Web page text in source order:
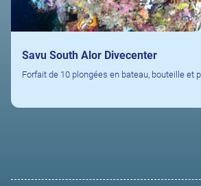
Savu South Alor Divecenter
Forfait de 10 plongées en bateau, bouteille et